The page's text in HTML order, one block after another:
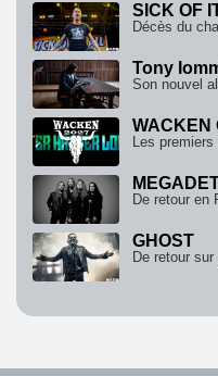
SICK OF
Décès du
Tony
Son nouvel
WACKEN
Les
De retour en
GHOST
De retour